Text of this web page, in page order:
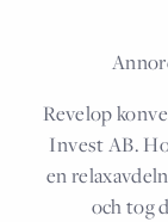
Revelop
Invest AB.
en
och tog